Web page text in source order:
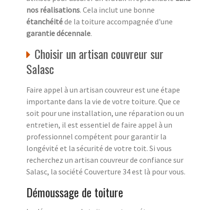
nos réalisations. Cela inclut une bonne
étanchéitéde la toiture accompagnée d'une
garantie décennale.
Choisir un artisan couvreur sur
Salasc
Faire appel à un artisan couvreur est une étape
importante dans la vie de votre toiture. Que ce
soit pour une installation, une réparation ou un
entretien, il est essentiel de faire appel à un
professionnel compétent pour garantir la
longévité et la sécurité de votre toit. Si vous
recherchez un artisan couvreur de confiance sur
Salasc, la société Couverture 34 est là pour vous.
Démoussage de toiture